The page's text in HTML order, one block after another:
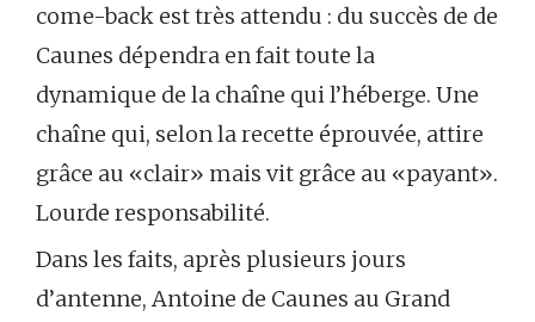
come-back est très attendu : du succès de de
Caunes dépendra en fait toute la
dynamique de la chaîne qui l’héberge. Une
chaîne qui, selon la recette éprouvée, attire
grâce au «clair» mais vit grâce au «payant».
Lourde responsabilité.
Dans les faits, après plusieurs jours
d’antenne, Antoine de Caunes au Grand